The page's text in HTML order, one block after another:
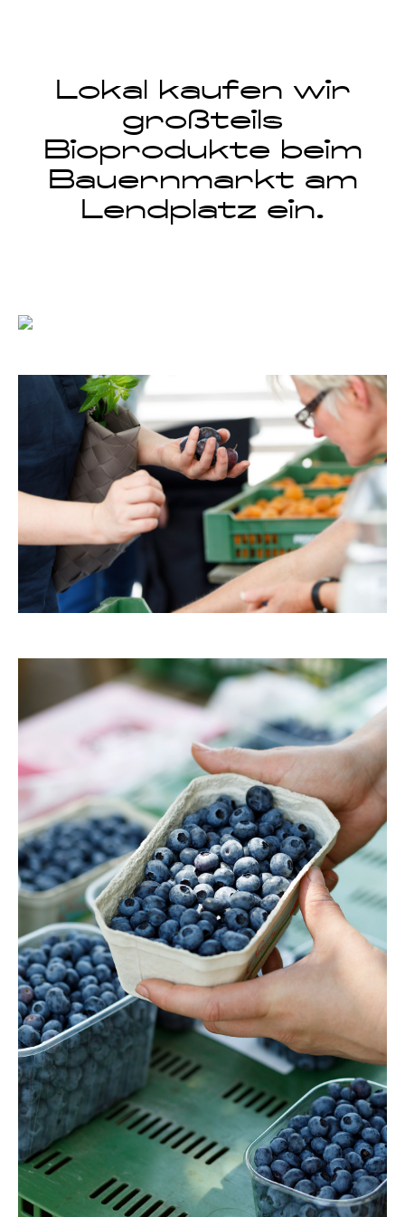
Lokal kaufen wir
großteils
Bioprodukte beim
Bauernmarkt am
Lendplatz ein.